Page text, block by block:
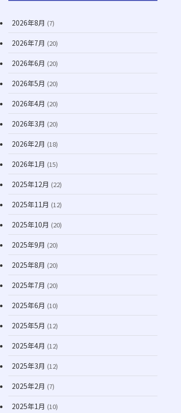
(170)
2026年8月 (7)
2026年7月 (20)
2026年6月 (20)
2026年5月 (20)
2026年4月 (20)
2026年3月 (20)
2026年2月 (18)
2026年1月 (15)
2025年12月 (22)
2025年11月 (12)
2025年10月 (20)
2025年9月 (20)
2025年8月 (20)
2025年7月 (20)
2025年6月 (10)
2025年5月 (12)
2025年4月 (12)
2025年3月 (12)
2025年2月 (7)
2025年1月 (10)